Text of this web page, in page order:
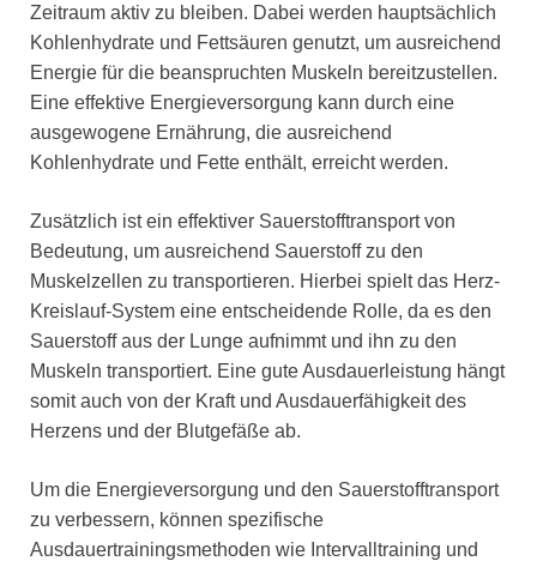
Zeitraum aktiv zu bleiben. Dabei werden hauptsächlich
Kohlenhydrate und Fettsäuren genutzt, um ausreichend
Energie für die beanspruchten Muskeln bereitzustellen.
Eine effektive Energieversorgung kann durch eine
ausgewogene Ernährung, die ausreichend
Kohlenhydrate und Fette enthält, erreicht werden.
Zusätzlich ist ein effektiver Sauerstofftransport von
Bedeutung, um ausreichend Sauerstoff zu den
Muskelzellen zu transportieren. Hierbei spielt das Herz-
Kreislauf-System eine entscheidende Rolle, da es den
Sauerstoff aus der Lunge aufnimmt und ihn zu den
Muskeln transportiert. Eine gute Ausdauerleistung hängt
somit auch von der Kraft und Ausdauerfähigkeit des
Herzens und der Blutgefäße ab.
Um die Energieversorgung und den Sauerstofftransport
zu verbessern, können spezifische
Ausdauertrainingsmethoden wie Intervalltraining und